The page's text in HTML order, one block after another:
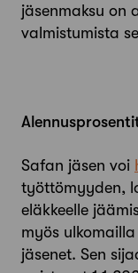
jäsenmaksu on
valmistumista
Safan jäsen voi
työttömyyden,
eläkkeelle
myös
jäsenet. Sen